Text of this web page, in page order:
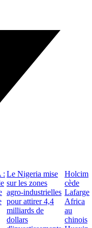
Le Nigeria mise
sur les zones
agro-industrielles
pour attirer 4,4
milliards de
dollars
Holcim
cède
Lafarge
Africa
au
chinois